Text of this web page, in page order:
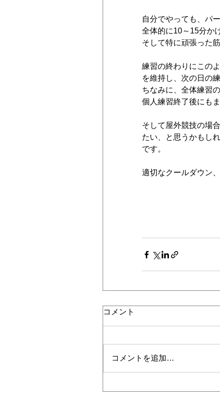
自分でやっても、パ
全体的に10～15分か
そして特に頑張った
練習の終わりにこの
を維持し、次の日の
ちなみに、全体練習
個人練習終了後にも
そして屋外競技の場
たい、と思うかもし
です。
適切なクールダウン
コメント
コメントを追加…